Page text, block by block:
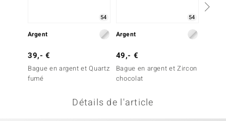
54
Argent
39,- €
Bague en argent et Quartz
fumé
54
Argent
49,- €
Bague en argent et Zircon
chocolat
Détails de l'article